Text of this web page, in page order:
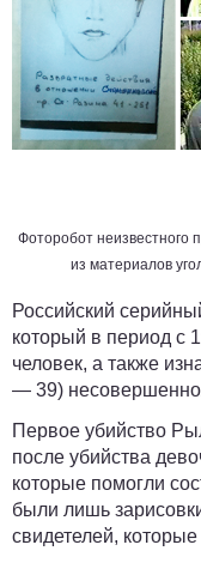
Фоторобот неизвестного
из материалов
Российский
который в период с
человек, а также
— 39)
Первое убийство
после убийства
которые помогли
были лишь
свидетелей,